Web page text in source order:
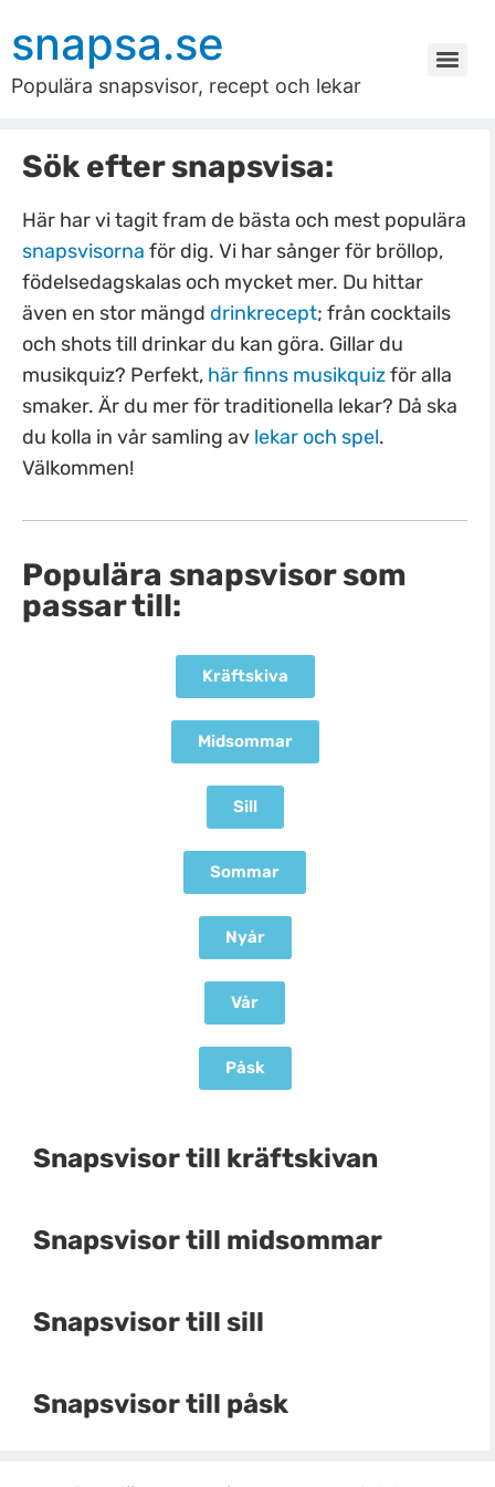
snapsa.se
Populära snapsvisor, recept och lekar
Sök efter snapsvisa:
Här har vi tagit fram de bästa och mest populära
snapsvisorna för dig. Vi har sånger för bröllop,
födelsedagskalas och mycket mer. Du hittar
även en stor mängd drinkrecept; från cocktails
och shots till drinkar du kan göra. Gillar du
musikquiz? Perfekt, här finns musikquizför alla
smaker. Är du mer för traditionella lekar? Då ska
du kolla in vår samling av lekar och spel.
Välkommen!
Populära snapsvisor som
passar till:
Kräftskiva
Midsommar
Sill
Sommar
Nyår
Vår
Påsk
Snapsvisor till kräftskivan
Snapsvisor till midsommar
Snapsvisor till sill
Snapsvisor till påsk